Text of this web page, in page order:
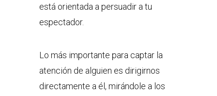
está orientada a persuadir a tu
espectador.
Lo más importante para captar la
atención de alguien es dirigirnos
directamente a él, mirándole a los